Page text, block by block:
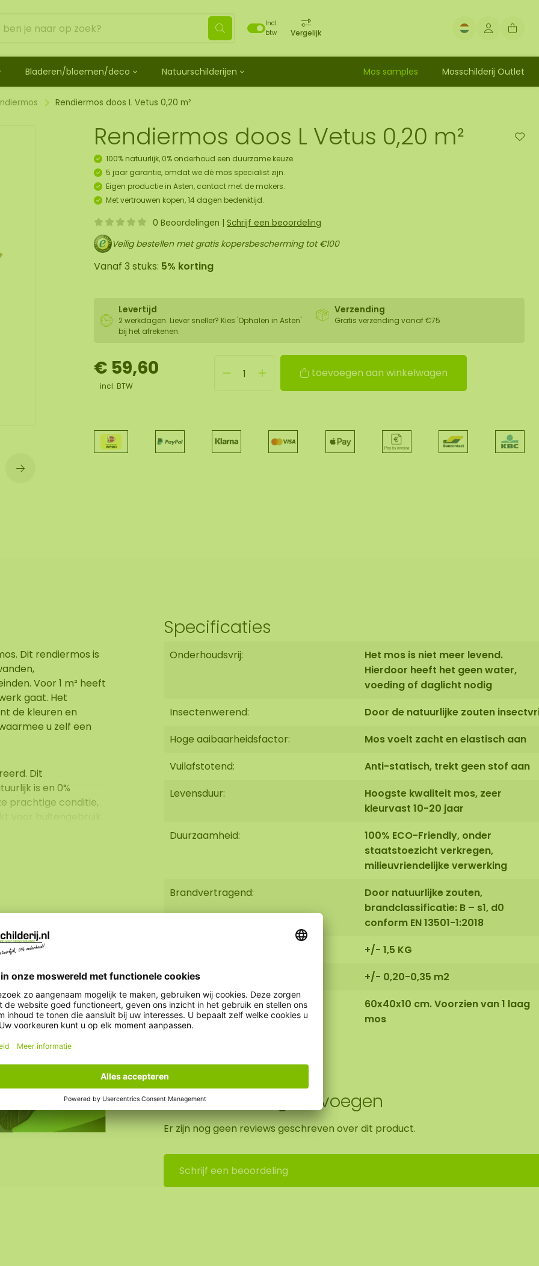
Incl.
btw
Vergelijk
Mosdots [TIP]
Mosdot Cuatro
Mosdot set
Los mos behandeld
Bolmos
Fluff mos
ECO mos [Budget]
Bladeren/bloemen/deco
bladeren
Natuurschilderijen Mos samples Mosschilderij Outlet
Rendiermos doos L Vetus 0,20 m²
Rendiermos doos L Vetus 0,20 m²
100% natuurlijk, 0% onderhoud een duurzame keuze.
5 jaar garantie, omdat we dé mos specialist zijn.
Eigen productie in Asten, contact met de makers.
Met vertrouwen kopen, 14 dagen bedenktijd.
0 Beoordelingen | Schrijf een beoordeling
Veilig bestellen met gratis kopersbescherming tot €100
Vanaf 3 stuks: 5% korting
Levertijd
2 werkdagen. Liever sneller? Kies 'Ophalen in Asten'
bij het afrekenen.
Verzending
Gratis verzending vanaf €75
€ 59,60
incl. BTW
toevoegen aan winkelwagen
Dit rendiermos is
Voor 1 m² heeft
gaat. Het
de kleuren en
u zelf een
Dit
is en 0%
prachtige conditie,
onschadelijk. Ook
kunt dit eenvoudig
het mos harder
weer zacht.
Specificaties
Onderhoudsvrij:
Het mos is niet meer levend.
Hierdoor heeft het geen water,
voeding of daglicht nodig
Insectenwerend:
Door de natuurlijke zouten
Hoge aaibaarheidsfactor:
Mos voelt zacht en elastisch aan
Vuilafstotend:
Anti-statisch, trekt geen stof aan
Levensduur:
Hoogste kwaliteit mos, zeer
kleurvast 10-20 jaar
Duurzaamheid:
100% ECO-Friendly, onder
staatstoezicht verkregen,
milieuvriendelijke verwerking
Brandvertragend:
Door natuurlijke zouten,
brandclassificatie: B – s1, d0
conform EN 13501-1:2018
+/- 1,5 KG
Inhoud:
+/- 0,20-0,35 m2
Afmetingen doos:
60x40x10 cm. Voorzien van 1 laag
mos
Je beoordeling toevoegen
Er zijn nog geen reviews geschreven over dit product.
Schrijf een beoordeling